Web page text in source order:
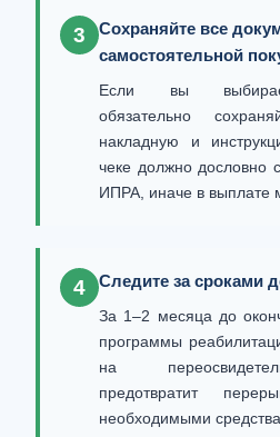
3
Сохраняйте все
самостоятельной
Если вы
обязательно
накладную и
чеке должно дословно
ИПРА, иначе в выплате
4
Следите за сроками
За 1–2 месяца до
программы
на
предотвратит
необходимыми